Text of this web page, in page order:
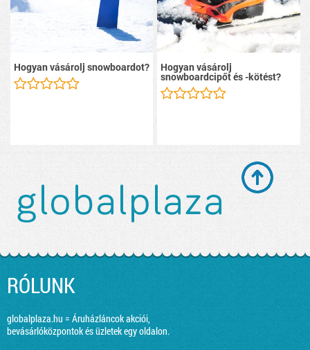
Hogyan vásárolj snowboardot? Hogyan vásárolj
snowboardcipőt és -kötést?
RÓLUNK
globalplaza.hu = Áruházláncok akciói,
bevásárlóközpontok és üzletek egy oldalon.